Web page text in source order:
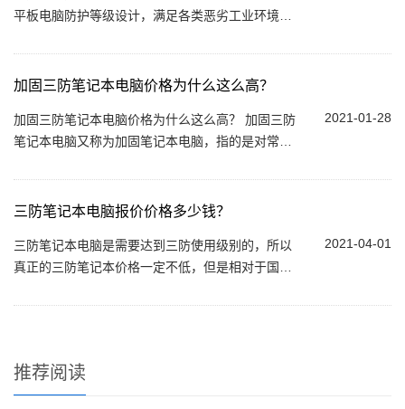
平板电脑防护等级设计，满足各类恶劣工业环境。
动、高低温运行等。...
加固三防笔记本电脑价格为什么这么高？
2021-01-28
加固三防笔记本电脑价格为什么这么高？ 加固三防
笔记本电脑又称为加固笔记本电脑，指的是对常规
些比较苛刻的应用环境需求，比如防摔...
三防笔记本电脑报价价格多少钱？
2021-04-01
三防笔记本电脑是需要达到三防使用级别的，所以
真正的三防笔记本价格一定不低，但是相对于国外
不错的表现，鲁成伟业就是专门做抗摔防尘...
推荐阅读